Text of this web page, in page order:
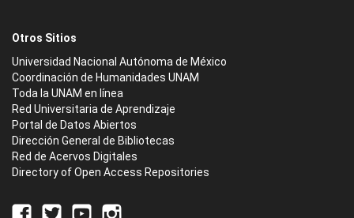
Otros Sitios
Universidad Nacional Autónoma de México
Coordinación de Humanidades UNAM
Toda la UNAM en línea
Red Universitaria de Aprendizaje
Portal de Datos Abiertos
Dirección General de Bibliotecas
Red de Acervos Digitales
Directory of Open Access Repositories